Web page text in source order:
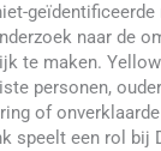
naar de
te maken.
personen,
of
speelt een rol bij